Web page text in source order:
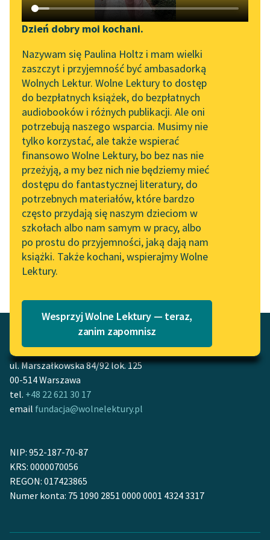
Katalog DAISY
Podkasty o książkach
Zgłoś brak utworu
Aktualności
Spotkanie z Katarzyną
Tunkiel w Oslo
Wolne Lektury na 32.
Pol’and’Rock Festivalu
„Kochanek Lady
Chatterley” do słuchania
na Wolnych Lekturach
Nowy audiobook –
„Marzenie o Oriencie”
Sophie Elkan
Kolekcja Nadwyraz.com x
Wolne Lektury – idealna na
Lektury szkolne i klasyka
literatury do słuchania dla
słuchania dla uczennic i
uczniów z
niepełnosprawnościami
Narzędzia
Mapa Wolnych Lektur
Leśmianator
Przewodnik dla piszących i
czytających
API
OAI-PMH
Widget Wolnych Lektur
Przypisy
Katalog w formacie PDF
Dzień dobry moi kochani.
Nazywam się Paulina Holtz i mam wielki
zaszczyt i przyjemność być ambasadorką
Wolnych Lektur. Wolne Lektury to dostęp
do bezpłatnych książek, do bezpłatnych
audiobooków i różnych publikacji. Ale oni
potrzebują naszego wsparcia. Musimy nie
tylko korzystać, ale także wspierać
finansowo Wolne Lektury, bo bez nas nie
przeżyją, a my bez nich nie będziemy mieć
dostępu do fantastycznej literatury, do
potrzebnych materiałów, które bardzo
często przydają się naszym dzieciom w
szkołach albo nam samym w pracy, albo
po prostu do przyjemności, jaką dają nam
książki. Także kochani, wspierajmy Wolne
Lektury.
Wesprzyj Wolne Lektury — teraz,
zanim zapomnisz
adres e-mail:
Administratorem danych osobowych jest Fundacja Wolne
Lektury (ul. Marszałkowska 84/92 lok. 125, 00-514 Warszawa).
Podanie danych osobowych jest dobrowolne. Dane są
przetwarzane w zakresie niezbędnym do wysyłania
newslettera odbiorcom. Osobom, których dane są zbierane,
przysługuje prawo dostępu do treści swoich danych oraz ich
poprawiania. Więcej informacji wpolityce prywatności.
Dalej
Fundacja Wolne Lektury
ul. Marszałkowska 84/92 lok. 125
00-514 Warszawa
tel. +48 22 621 30 17
email fundacja@wolnelektury.pl
NIP: 952-187-70-87
KRS: 0000070056
REGON: 017423865
Numer konta: 75 1090 2851 0000 0001 4324 3317